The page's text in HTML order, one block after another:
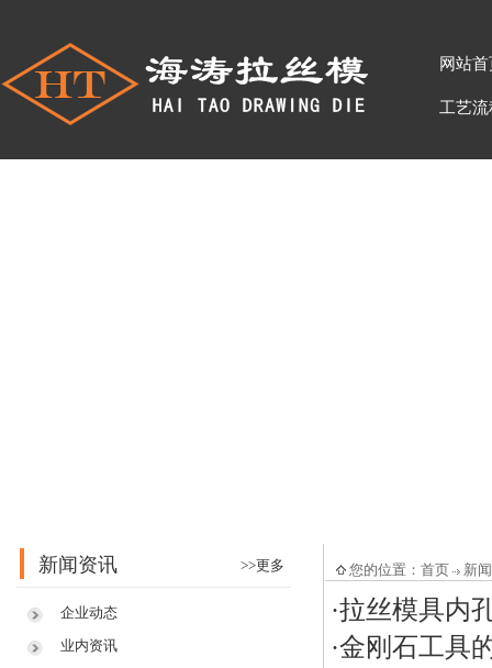
网站
工艺流
新闻资讯 >>更多
企业动态
业内资讯
您的位置： 首页 新
·拉丝模具内
·金刚石工具